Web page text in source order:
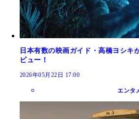
日本有数の映画ガイド・高橋ヨシキ
ビュー！
2026年05月22日 17:00
エンタ